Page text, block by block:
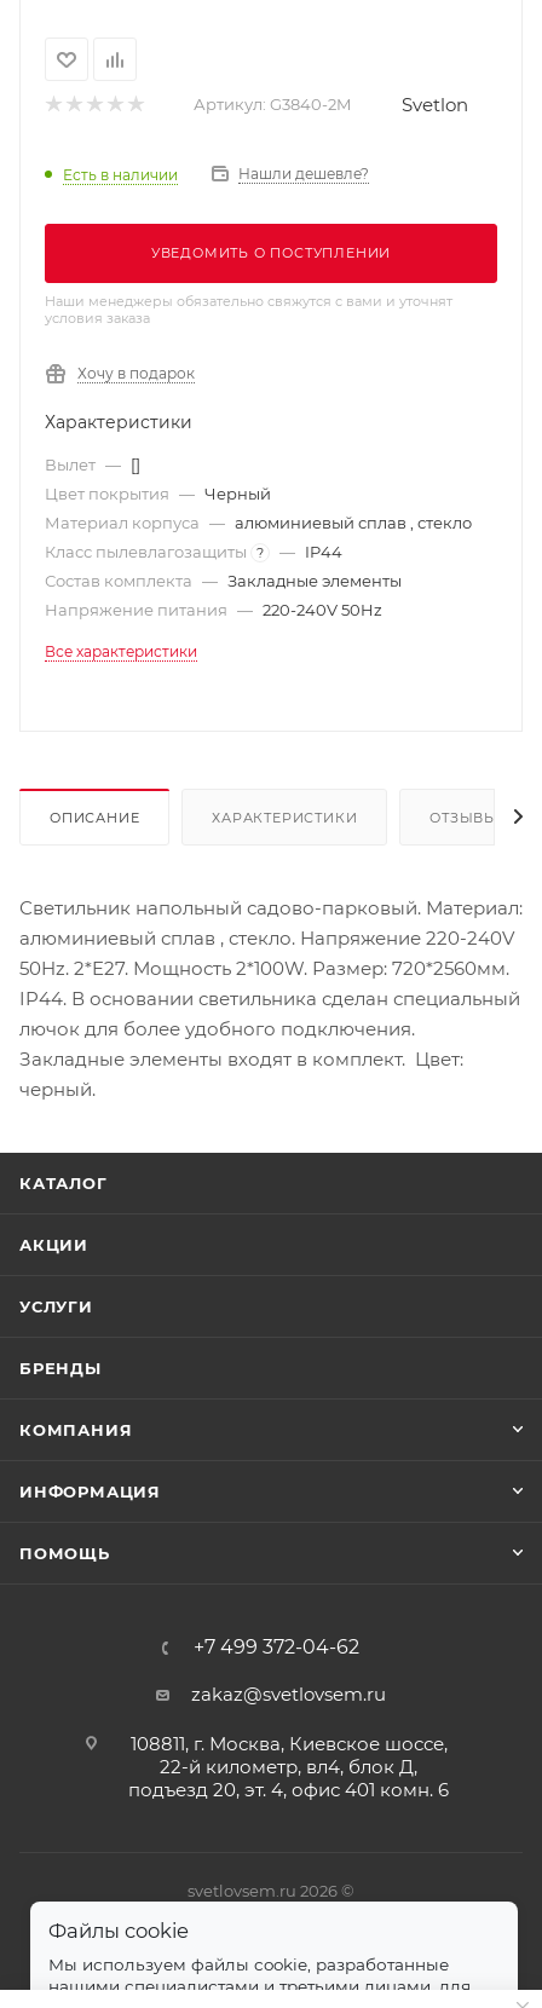
Артикул: G3840-2M Svetlon
Есть в наличии Нашли дешевле?
УВЕДОМИТЬ О ПОСТУПЛЕНИИ
Наши менеджеры обязательно свяжутся с вами и уточнят
условия заказа
Хочу в подарок
Характеристики
Вылет — []
Цвет покрытия — Черный
Материал корпуса — алюминиевый сплав , стекло
Класс пылевлагозащиты
? — IP44
Состав комплекта — Закладные элементы
Напряжение питания — 220-240V 50Hz
Все характеристики
ОПИСАНИЕ ХАРАКТЕРИСТИКИ ОТЗЫВЫ
Светильник напольный садово-парковый. Материал:
алюминиевый сплав , стекло. Напряжение 220-240V
50Hz. 2*E27. Мощность 2*100W. Размер: 720*2560мм.
IP44. В основании светильника сделан специальный
лючок для более удобного подключения.
Закладные элементы входят в комплект. Цвет:
черный.
КАТАЛОГ
АКЦИИ
УСЛУГИ
БРЕНДЫ
КОМПАНИЯ
ИНФОРМАЦИЯ
ПОМОЩЬ
+7 499 372-04-62
zakaz@svetlovsem.ru
108811, г. Москва, Киевское шоссе,
22-й километр, вл4, блок Д,
подъезд 20, эт. 4, офис 401 комн. 6
svetlovsem.ru 2026 ©
Файлы cookie
Мы используем файлы cookie, разработанные
нашими специалистами и третьими лицами, для